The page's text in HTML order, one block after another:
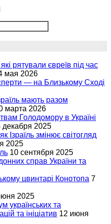
рятували євреїв під час
мая 2026
— на Близькому Сході
мають разом
марта 2026
Голодомору в Україні
декабря 2025
Ізраїль змінює світогляд
2025
10 сентября 2025
справ України та
цвинтарі Конотопа 7
2025
українських та
та ініціатив 12 июня